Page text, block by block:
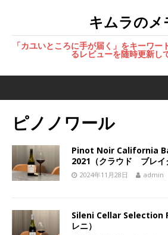
キムラのメ
「カユいところに手が届く」をキーワ
るレビューを随時更新し
ピノノワール
Pinot Noir California
2021（クラウド ブレイ
2024年11月28日 admin
Sileni Cellar Selection
レニ）